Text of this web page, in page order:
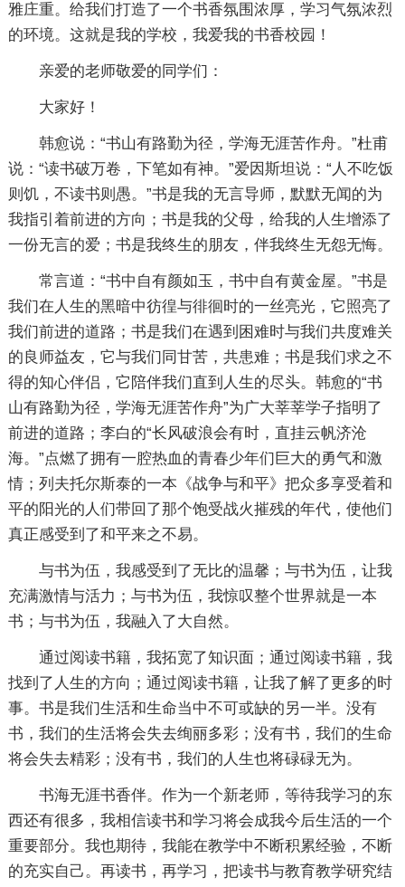
雅庄重。给我们打造了一个书香氛围浓厚，学习气氛浓烈
的环境。这就是我的学校，我爱我的书香校园！
亲爱的老师敬爱的同学们：
大家好！
韩愈说：“书山有路勤为径，学海无涯苦作舟。”杜甫
说：“读书破万卷，下笔如有神。”爱因斯坦说：“人不吃饭
则饥，不读书则愚。”书是我的无言导师，默默无闻的为
我指引着前进的方向；书是我的父母，给我的人生增添了
一份无言的爱；书是我终生的朋友，伴我终生无怨无悔。
常言道：“书中自有颜如玉，书中自有黄金屋。”书是
我们在人生的黑暗中彷徨与徘徊时的一丝亮光，它照亮了
我们前进的道路；书是我们在遇到困难时与我们共度难关
的良师益友，它与我们同甘苦，共患难；书是我们求之不
得的知心伴侣，它陪伴我们直到人生的尽头。韩愈的“书
山有路勤为径，学海无涯苦作舟”为广大莘莘学子指明了
前进的道路；李白的“长风破浪会有时，直挂云帆济沧
海。”点燃了拥有一腔热血的青春少年们巨大的勇气和激
情；列夫托尔斯泰的一本《战争与和平》把众多享受着和
平的阳光的人们带回了那个饱受战火摧残的年代，使他们
真正感受到了和平来之不易。
与书为伍，我感受到了无比的温馨；与书为伍，让我
充满激情与活力；与书为伍，我惊叹整个世界就是一本
书；与书为伍，我融入了大自然。
通过阅读书籍，我拓宽了知识面；通过阅读书籍，我
找到了人生的方向；通过阅读书籍，让我了解了更多的时
事。书是我们生活和生命当中不可或缺的另一半。没有
书，我们的生活将会失去绚丽多彩；没有书，我们的生命
将会失去精彩；没有书，我们的人生也将碌碌无为。
书海无涯书香伴。作为一个新老师，等待我学习的东
西还有很多，我相信读书和学习将会成我今后生活的一个
重要部分。我也期待，我能在教学中不断积累经验，不断
的充实自己。再读书，再学习，把读书与教育教学研究结